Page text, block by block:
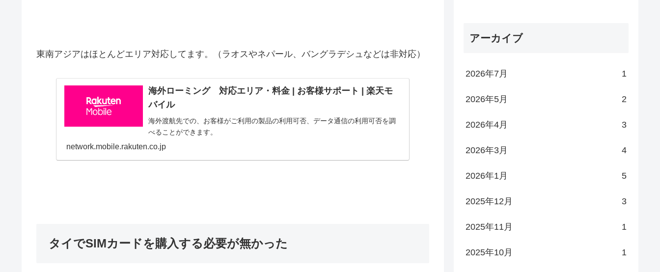
東南アジアはほとんどエリア対応してます。（ラオスやネパール、バングラデシュなどは非対応）
海外ローミング 対応エリア・料金 | お客様サポート | 楽天モ
バイル
海外渡航先での、お客様がご利用の製品の利用可否、データ通信の利用可否を調
べることができます。
network.mobile.rakuten.co.jp
タイでSIMカードを購入する必要が無かった
アーカイブ
2026年7月 1
2026年5月 2
2026年4月 3
2026年3月 4
2026年1月 5
2025年12月 3
2025年11月 1
2025年10月 1